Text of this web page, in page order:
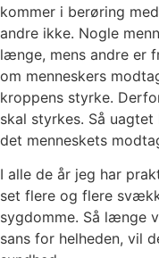
kommer i berøring
andre ikke. Nogle
længe, mens andre er
om menneskers
kroppens styrke.
skal styrkes. Så
det menneskets
I alle de år jeg har
set flere og flere
sygdomme. Så længe
sans for helheden, vil